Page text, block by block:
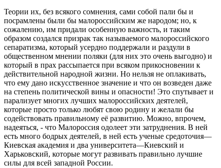
Теории их, без всякого сомнения, сами собой пали бы и
посрамлены были бы малороссийским же народом; но, к
сожалению, им придали особенную важность, и таким
образом создался призрак так называемого малороссийского
сепаратизма, который усердно поддержали и раздули в
общественном мнении поляки (для них это очень выгодно) и
который в прах рассыпается при всяком прикосновении к
действительной народной жизни. Но нельзя не оплакивать,
что ему дано искусственное значение и что он возведен даже
на степень политической вины и опасности! Это спутывает и
парализует многих лучших малороссийских деятелей,
которые просто только любят свою родину и желали бы
содействовать правильному её развитию. Можно, впрочем,
надеяться, - что Малороссия одолеет эти затруднения. В ней
есть много бодрых деятелей, в ней есть ученые средоточия—
Киевская академия и два университета—Киевский и
Харьковский, которые могут развивать правильно лучшие
силы для всей западной России.